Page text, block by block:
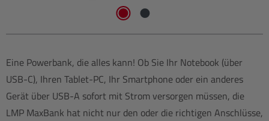
Eine Powerbank, die alles kann! Ob Sie Ihr Notebook (über
USB-C), Ihren Tablet-PC, Ihr Smartphone oder ein anderes
Gerät über USB-A sofort mit Strom versorgen müssen, die
LMP MaxBank hat nicht nur den oder die richtigen Anschlüsse,